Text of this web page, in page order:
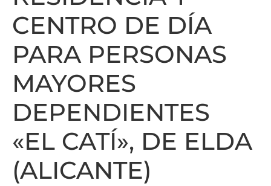
CENTRO DE DÍA
PARA PERSONAS
MAYORES
DEPENDIENTES
«EL CATÍ», DE ELDA
(ALICANTE)